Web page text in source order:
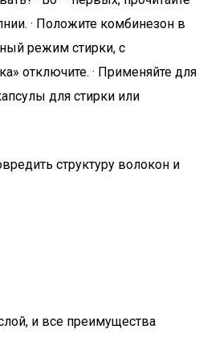
· Положите комбинезон в
режим стирки, с
отключите. · Применяйте для
для стирки или
структуру волокон и
и все преимущества